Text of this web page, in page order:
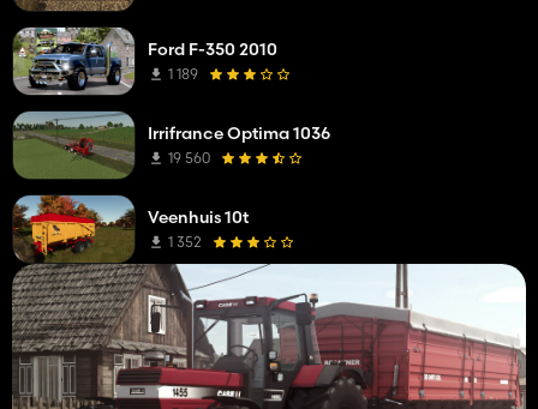
Ford F-350 2010
1 189
Irrifrance Optima 1036
19 560
Veenhuis 10t
1 352